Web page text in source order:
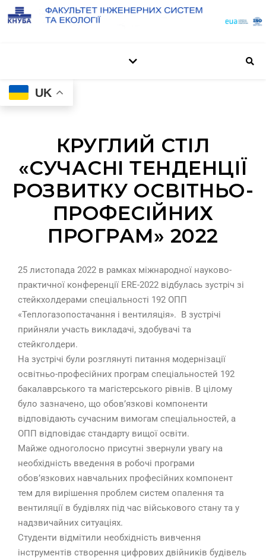
UK
КРУГЛИЙ СТІЛ
«СУЧАСНІ ТЕНДЕНЦІЇ
РОЗВИТКУ ОСВІТНЬО-
ПРОФЕСІЙНИХ
ПРОГРАМ» 2022
25 листопада 2022 в рамках міжнародної науково-
практичної конференції ERE-2022 відбулась зустріч зі
стейкхолдерами спеціальності 192 ОПП
«Теплогазопостачання і вентиляція». В зустрічі
прийняли участь викладачі, здобувачі та
стейкголдери.
На зустрічі були розглянуті питання модернізації
освітньо-професійних програм спеціальностей 192
бакалаврського та магістерського рівнів. В цілому
було зазначено, що обов’язкові компоненти
відповідають сучасним вимогам спеціальностей, а
ОПП відповідає стандарту вищої освіти.
Майже одноголосно присутні звернули увагу на
необхідність введення в робочі програми
обов’язкових навчальних професійних компонент
тем для вирішення проблем систем опалення та
вентиляції в будівлях під час військового стану та у
надзвичайних ситуаціях.
Студенти відмітили необхідність вивчення
інструментів створення цифрових двійників будівель